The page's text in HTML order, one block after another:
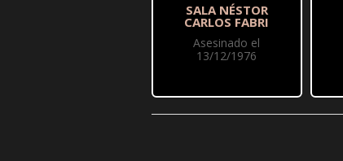
SALA NÉSTOR
CARLOS FABRI
Asesinado el
13/12/1976